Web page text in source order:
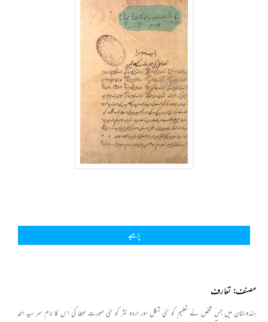
پڑھیے
مصنف: تعارف
ہندوستان میں جس شخص نے تعلیم کو نئی شکل اور اردو نثر کو نئی صورت عطا کی اس کا نام سر سید احمد